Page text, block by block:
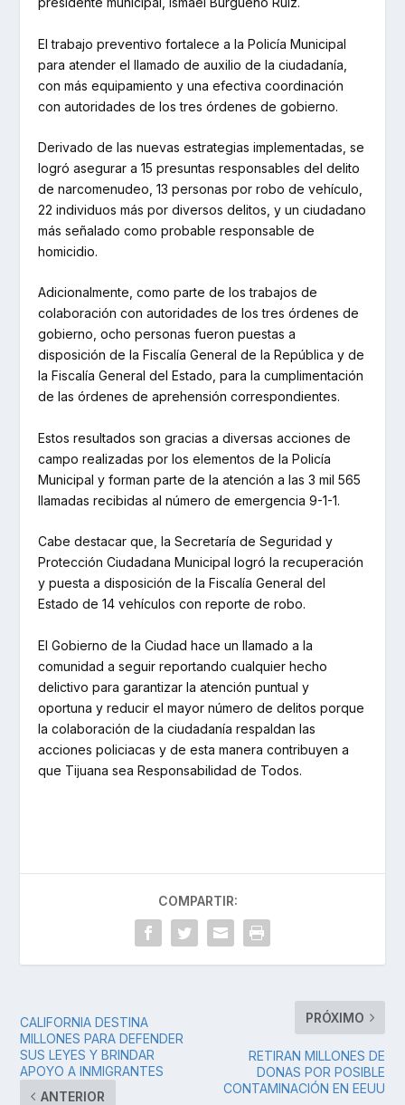
El trabajo preventivo fortalece a la Policía Municipal
para atender el llamado de auxilio de la ciudadanía,
con más equipamiento y una efectiva coordinación
con autoridades de los tres órdenes de gobierno.
Derivado de las nuevas estrategias implementadas, se
logró asegurar a 15 presuntas responsables del delito
de narcomenudeo, 13 personas por robo de vehículo,
22 individuos más por diversos delitos, y un ciudadano
más señalado como probable responsable de
homicidio.
Adicionalmente, como parte de los trabajos de
colaboración con autoridades de los tres órdenes de
gobierno, ocho personas fueron puestas a
disposición de la Fiscalía General de la República y de
la Fiscalía General del Estado, para la cumplimentación
de las órdenes de aprehensión correspondientes.
Estos resultados son gracias a diversas acciones de
campo realizadas por los elementos de la Policía
Municipal y forman parte de la atención a las 3 mil 565
llamadas recibidas al número de emergencia 9-1-1.
Cabe destacar que, la Secretaría de Seguridad y
Protección Ciudadana Municipal logró la recuperación
y puesta a disposición de la Fiscalía General del
Estado de 14 vehículos con reporte de robo.
El Gobierno de la Ciudad hace un llamado a la
comunidad a seguir reportando cualquier hecho
delictivo para garantizar la atención puntual y
oportuna y reducir el mayor número de delitos porque
la colaboración de la ciudadanía respaldan las
acciones policiacas y de esta manera contribuyen a
que Tijuana sea Responsabilidad de Todos.
COMPARTIR:
CALIFORNIA DESTINA
MILLONES PARA DEFENDER
SUS LEYES Y BRINDAR
APOYO A INMIGRANTES
ANTERIOR
PRÓXIMO
RETIRAN MILLONES DE
DONAS POR POSIBLE
CONTAMINACIÓN EN EEUU